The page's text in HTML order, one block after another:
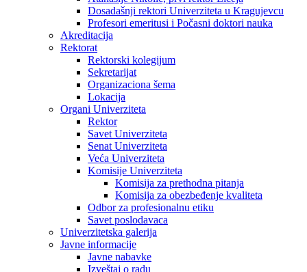
Dosadašnji rektori Univerziteta u Kragujevcu
Profesori emeritusi i Počasni doktori nauka
Akreditacija
Rektorat
Rektorski kolegijum
Sekretarijat
Organizaciona šema
Lokacija
Organi Univerziteta
Rektor
Savet Univerziteta
Senat Univerziteta
Veća Univerziteta
Komisije Univerziteta
Komisija za prethodna pitanja
Komisija za obezbeđenje kvaliteta
Odbor za profesionalnu etiku
Savet poslodavaca
Univerzitetska galerija
Javne informacije
Javne nabavke
Izveštaj o radu